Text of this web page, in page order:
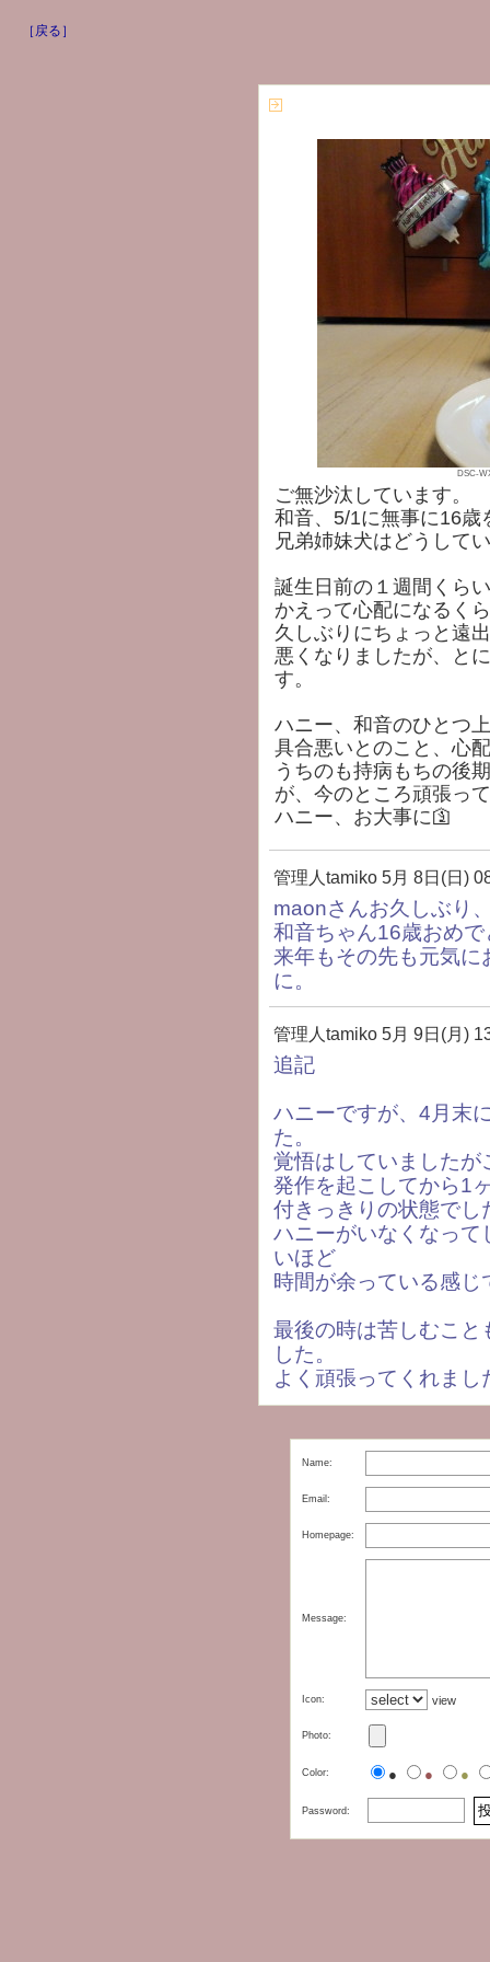
［戻る］
DSC-
ご無沙汰しています。
和音、5/1に無事に16歳
兄弟姉妹犬はどうして
誕生日前の１週間くら
かえって心配になるく
久しぶりにちょっと遠
悪くなりましたが、と
す。
ハニー、和音のひとつ
具合悪いとのこと、心
うちのも持病もちの後
が、今のところ頑張っ
ハニー、お大事に🛐
管理人tamiko 5月 8日(日)
maonさんお久しぶり
和音ちゃん16歳おめ
来年もその先も元気に
に。
管理人tamiko 5月 9日(月)
追記
ハニーですが、4月末
た。
覚悟はしていましたが
発作を起こしてから1
付きっきりの状態でし
ハニーがいなくなって
いほど
時間が余っている感
最後の時は苦しむこと
した。
よく頑張ってくれまし
Name:
Email:
Homepage:
Message:
Icon: view
Photo:
Color: ● ● ●
Password: